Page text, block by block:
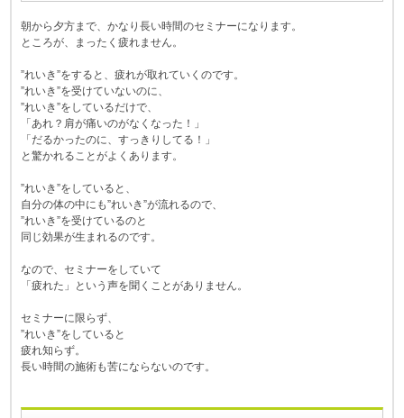
朝から夕方まで、かなり長い時間のセミナーになります。
ところが、まったく疲れません。
”れいき”をすると、疲れが取れていくのです。
”れいき”を受けていないのに、
”れいき”をしているだけで、
「あれ？肩が痛いのがなくなった！」
「だるかったのに、すっきりしてる！」
と驚かれることがよくあります。
”れいき”をしていると、
自分の体の中にも”れいき”が流れるので、
”れいき”を受けているのと
同じ効果が生まれるのです。
なので、セミナーをしていて
「疲れた」という声を聞くことがありません。
セミナーに限らず、
”れいき”をしていると
疲れ知らず。
長い時間の施術も苦にならないのです。